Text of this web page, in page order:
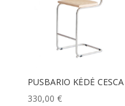
PUSBARIO KĖDĖ CESCA
330,00 €